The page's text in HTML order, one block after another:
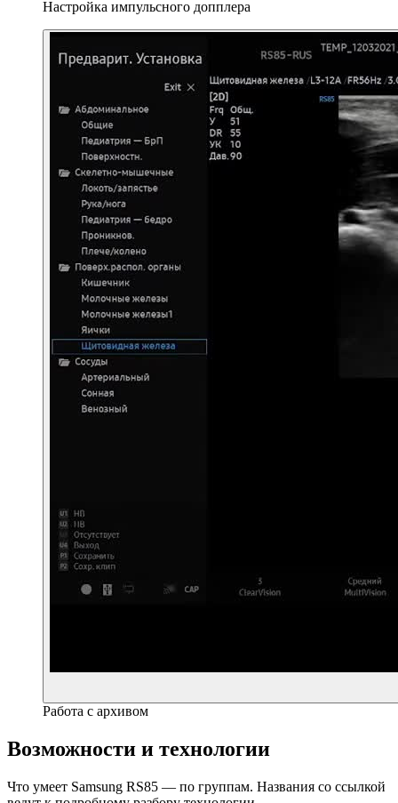
Настройка импульсного допплера
Работа с архивом
Возможности и технологии
Что умеет Samsung RS85 — по группам. Названия со ссылкой